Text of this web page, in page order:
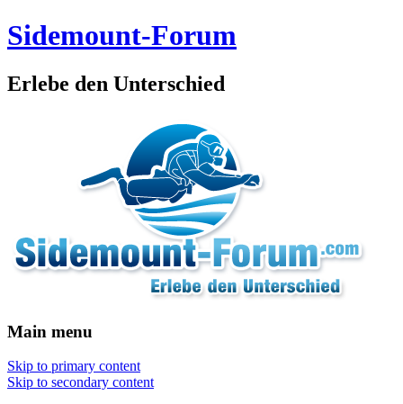
Sidemount-Forum
Erlebe den Unterschied
Main menu
Skip to primary content
Skip to secondary content